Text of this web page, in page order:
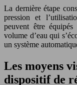
La dernière étape
pression et
peuvent être
volume d’eau qui
un système
Les moyens
dispositif de